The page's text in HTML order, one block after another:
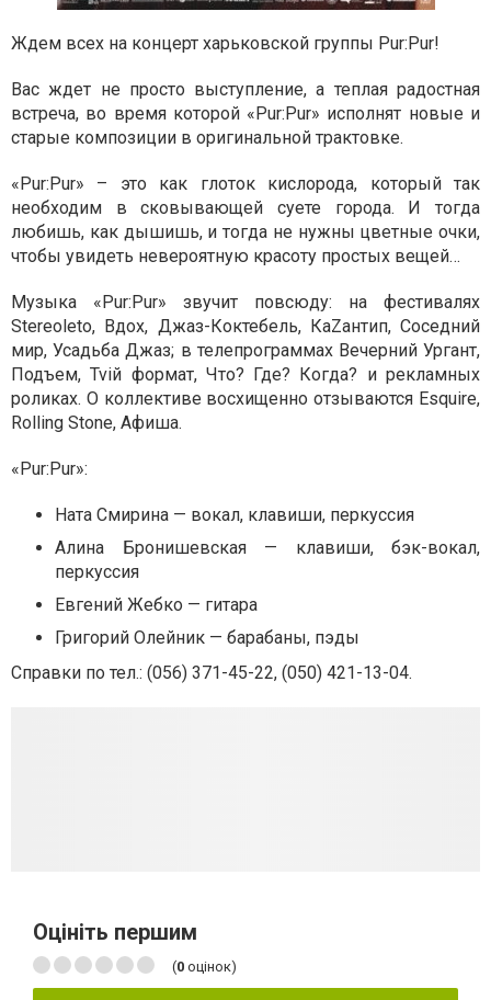
Ждем всех на концерт харьковской группы Pur:Pur!
Вас ждет не просто выступление, а теплая радостная
встреча, во время которой «Pur:Pur» исполнят новые и
старые композиции в оригинальной трактовке.
«Pur:Pur» – это как глоток кислорода, который так
необходим в сковывающей суете города. И тогда
любишь, как дышишь, и тогда не нужны цветные очки,
чтобы увидеть невероятную красоту простых вещей…
Музыка «Pur:Pur» звучит повсюду: на фестивалях
Stereoleto, Вдох, Джаз-Коктебель, КаZантип, Соседний
мир, Усадьба Джаз; в телепрограммах Вечерний Ургант,
Подъем, Tviй формат, Что? Где? Когда? и рекламных
роликах. О коллективе восхищенно отзываются Esquire,
Rolling Stone, Афиша.
«Pur:Pur»:
Ната Смирина — вокал, клавиши, перкуссия
Алина Бронишевская — клавиши, бэк-вокал,
перкуссия
Евгений Жебко — гитара
Григорий Олейник — барабаны, пэды
Справки по тел.: (056) 371-45-22, (050) 421-13-04.
Оцініть першим
(0 оцінок)